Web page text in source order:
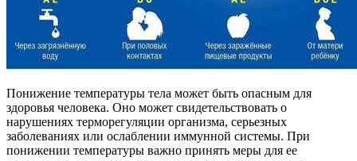
Понижение температуры тела может быть опасным для
здоровья человека. Оно может свидетельствовать о
нарушениях терморегуляции организма, серьезных
заболеваниях или ослаблении иммунной системы. При
понижении температуры важно принять меры для ее